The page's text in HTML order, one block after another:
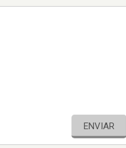
ENVIAR